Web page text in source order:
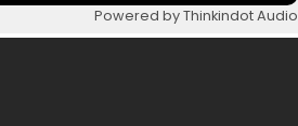
Powered by Thinkindot Audio